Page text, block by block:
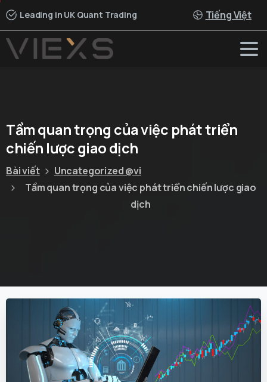
Leading in UK Quant Trading Tiếng Việt
Tầmquantrọng củaviệc pháttriển
chiến lượcgiaodịch
Bài viết
Uncategorized @vi
Tầm quan trọng của việc phát triển chiến lược giao
dịch